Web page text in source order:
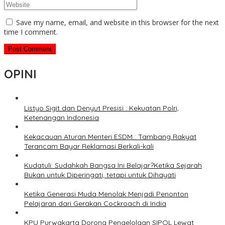
Save my name, email, and website in this browser for the next
time I comment.
OPINI
Listyo Sigit dan Denyut Presisi : Kekuatan Polri,
Ketenangan Indonesia
Kekacauan Aturan Menteri ESDM : Tambang Rakyat
Terancam Bayar Reklamasi Berkali-kali
Kudatuli: Sudahkah Bangsa Ini Belajar?Ketika Sejarah
Bukan untuk Diperingati, tetapi untuk Dihayati
Ketika Generasi Muda Menolak Menjadi Penonton
Pelajaran dari Gerakan Cockroach di India
KPU Purwakarta Dorong Pengelolaan SIPOL Lewat